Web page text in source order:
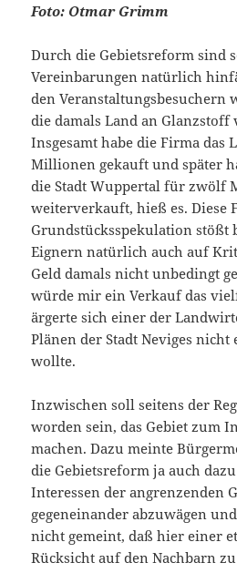
Foto: Otmar Grimm
Durch die Gebietsreform sind
Vereinbarungen natürlich
den Veranstaltungsbesuchern
die damals Land an Glanzstoff
Insgesamt habe die Firma das
Millionen gekauft und später
die Stadt Wuppertal für zwölf
weiterverkauft, hieß es. Diese
Grundstücksspekulation stößt
Eignern natürlich auch auf
Geld damals nicht unbedingt
würde mir ein Verkauf das
ärgerte sich einerder
Plänen der Stadt Neviges nicht
wollte.
Inzwischen soll seitens der
worden sein, das Gebiet zum
machen. Dazu meinte
die Gebietsreform ja auch
Interessen der angrenzenden
gegeneinander abzuwägen
nicht gemeint, daß hier einer
Rücksicht auf den Nachbarn